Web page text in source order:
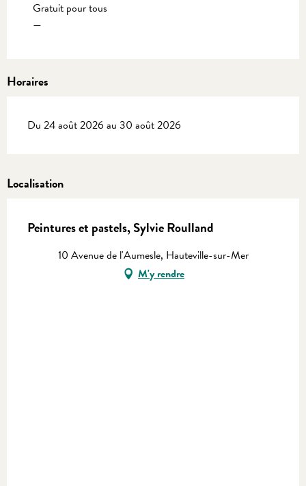
Gratuit pour tous
—
Horaires
Du 24 août 2026 au 30 août 2026
Localisation
Peintures et pastels, Sylvie Roulland
10 Avenue de l'Aumesle, Hauteville-sur-Mer
M'y rendre